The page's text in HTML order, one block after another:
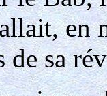
en
de sa